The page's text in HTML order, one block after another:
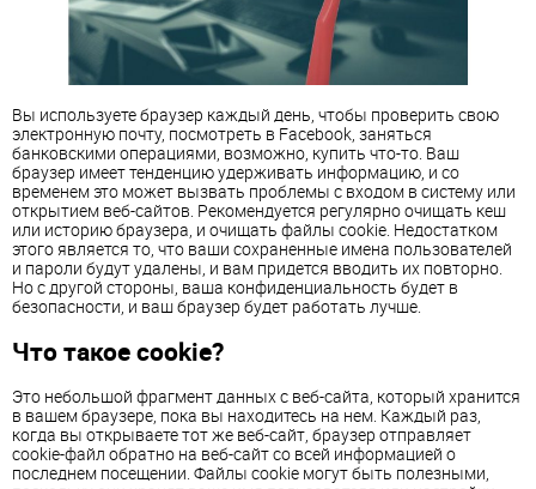
Вы используете браузер каждый день, чтобы проверить свою
электронную почту, посмотреть в Facebook, заняться
банковскими операциями, возможно, купить что-то. Ваш
браузер имеет тенденцию удерживать информацию, и со
временем это может вызвать проблемы с входом в систему или
открытием веб-сайтов. Рекомендуется регулярно очищать кеш
или историю браузера, и очищать файлы cookie. Недостатком
этого является то, что ваши сохраненные имена пользователей
и пароли будут удалены, и вам придется вводить их повторно.
Но с другой стороны, ваша конфиденциальность будет в
безопасности, и ваш браузер будет работать лучше.
Что такое cookie?
Это небольшой фрагмент данных с веб-сайта, который хранится
в вашем браузере, пока вы находитесь на нем. Каждый раз,
когда вы открываете тот же веб-сайт, браузер отправляет
cookie-файл обратно на веб-сайт со всей информацией о
последнем посещении. Файлы cookie могут быть полезными,